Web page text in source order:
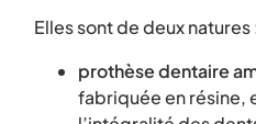
Elles sont de deux natures
prothèse dentaire
fabriquée en résine,